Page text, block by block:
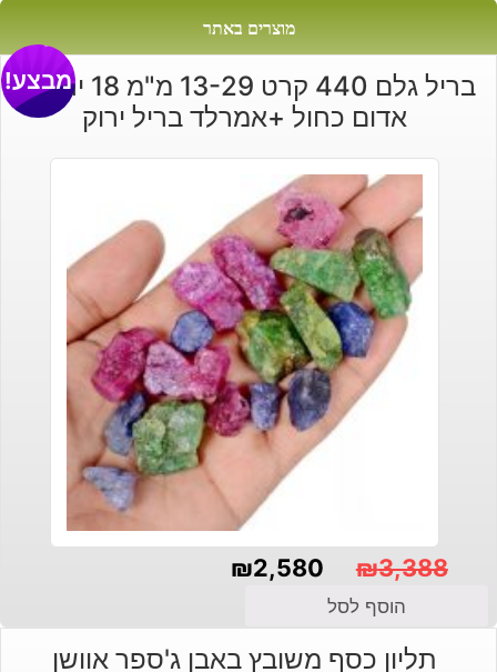
מוצרים באתר
בריל גלם 440 קרט 13-29 מ"מ 18 יחידות
אדום כחול +אמרלד בריל ירוק
מבצע!
₪3,388
המקורי
₪2,580
הנוכחי
הוסף לסל
תליון כסף משובץ באבן ג'ספר אוושן